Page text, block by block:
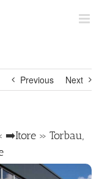
Previous Next
➡️Itore » Torbau,